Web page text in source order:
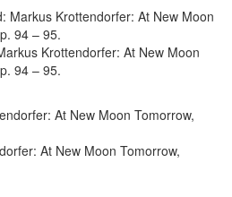
Krottendorfer: At New Moon
94 – 95.
At New Moon Tomorrow,